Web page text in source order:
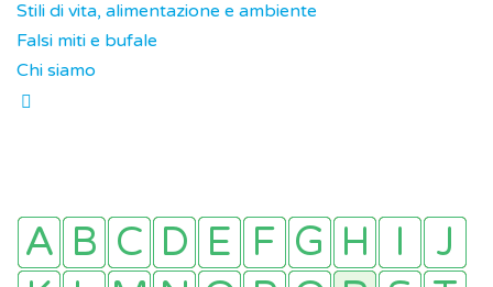
Stili di vita, alimentazione e ambiente
Falsi miti e bufale
Chi siamo